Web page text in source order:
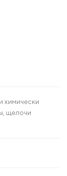
химически
щелочи